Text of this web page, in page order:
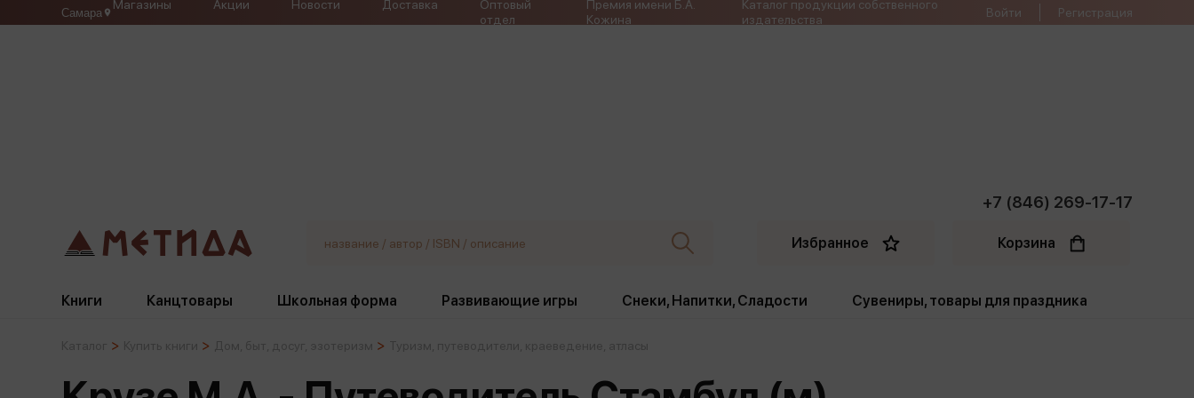
Самара
Магазины Акции Новости Доставка
Оптовый
отдел
Премия имени Б.А.
Кожина
Каталог продукции собственного
издательства
Войти Регистрация
+7 (846) 269-17-17
Избранное Корзина
Книги Канцтовары Школьная форма Развивающие игры Снеки, Напитки, Сладости Сувениры, товары для праздника